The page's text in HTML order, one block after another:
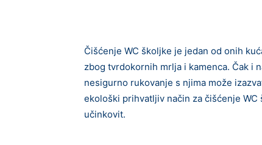
Čišćenje WC školjke je jedan od onih
zbog tvrdokornih mrlja i kamenca. Čak i
nesigurno rukovanje s njima može
ekološki prihvatljiv način za čišćenje
učinkovit.